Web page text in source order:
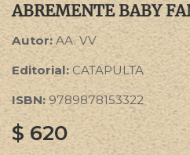
ABREMENTE BABY
Autor:AA. VV
Editorial: CATAPULTA
ISBN: 9789878153322
$620